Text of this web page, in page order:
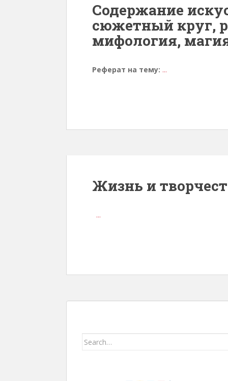
Содержание
сюжетный круг,
мифология,
Реферат на тему: ...
Жизнь и
...
Search for: